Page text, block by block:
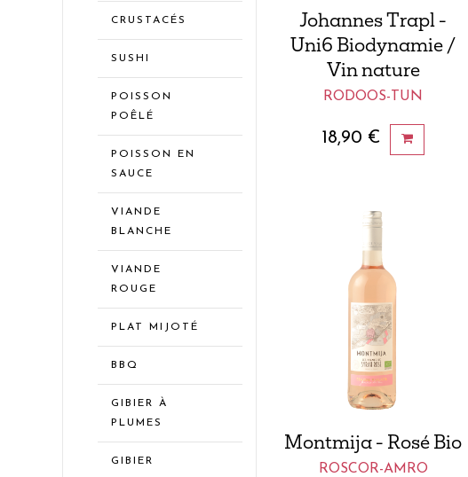
CRUSTACÉS
SUSHI
POISSON
POÊLÉ
POISSON EN
SAUCE
VIANDE
BLANCHE
VIANDE
ROUGE
PLAT MIJOTÉ
BBQ
GIBIER À
PLUMES
GIBIER
Johannes Trapl -
Uni6 Biodynamie /
Vin nature
RODOOS-TUN
18,90 €
Montmija - Rosé Bio
ROSCOR-AMRO